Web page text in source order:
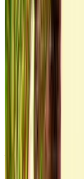
Maak een
op via
Zorg
Audi Q3 S